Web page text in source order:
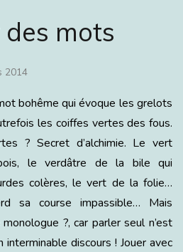
mots
2014
bohême qui évoque les grelots
les coiffes vertes des fous.
? Secret d’alchimie. Le vert
le verdâtre de la bile qui
colères, le vert de la folie…
sa course impassible… Mais
?, car parler seul n’est
interminable discours ! Jouer avec